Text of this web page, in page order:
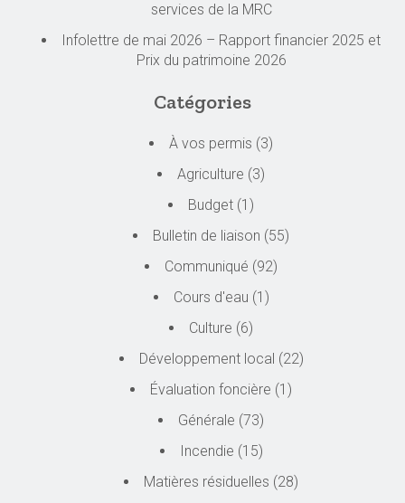
services de la MRC
Infolettre de mai 2026 – Rapport financier 2025 et
Prix du patrimoine 2026
Catégories
À vos permis (3)
Agriculture (3)
Budget (1)
Bulletin de liaison (55)
Communiqué (92)
Cours d'eau (1)
Culture (6)
Développement local (22)
Évaluation foncière (1)
Générale (73)
Incendie (15)
Matières résiduelles (28)